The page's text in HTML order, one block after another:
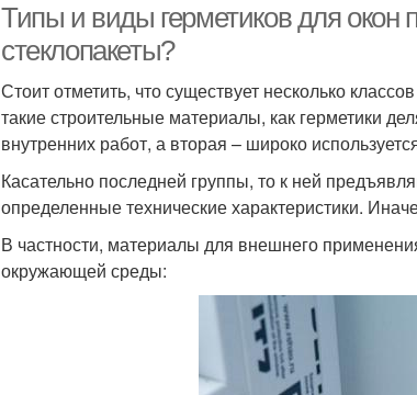
Типы и виды герметиков для окон
стеклопакеты?
Стоит отметить, что существует несколько
такие строительные материалы, как герметики
внутренних работ, а вторая – широко
Касательно последней группы, то к ней
определенные технические характеристики.
В частности, материалы для внешнего
окружающей среды: